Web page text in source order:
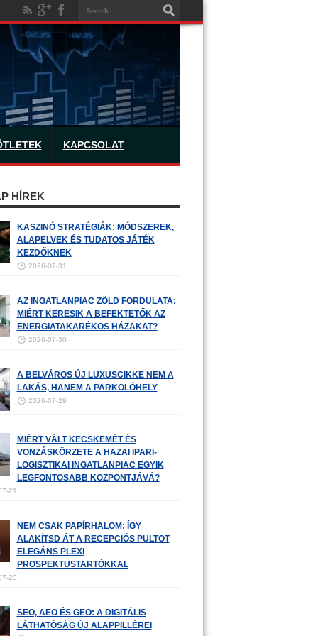
KAPCSOLAT
HÍREK
KASZINÓ STRATÉGIÁK: MÓDSZEREK,
ALAPELVEK ÉS TUDATOS JÁTÉK
KEZDŐKNEK
2026-07-31
AZ INGATLANPIAC ZÖLD FORDULATA:
MIÉRT KERESIK A BEFEKTETŐK AZ
ENERGIATAKARÉKOS HÁZAKAT?
2026-07-30
A BELVÁROS ÚJ LUXUSCIKKE NEM A
LAKÁS, HANEM A PARKOLÓHELY
2026-07-29
MIÉRT VÁLT KECSKEMÉT ÉS
VONZÁSKÖRZETE A HAZAI IPARI-
LOGISZTIKAI INGATLANPIAC EGYIK
LEGFONTOSABB KÖZPONTJÁVÁ?
21
NEM CSAK PAPÍRHALOM: ÍGY
ALAKÍTSD ÁT A RECEPCIÓS PULTOT
ELEGÁNS PLEXI
PROSPEKTUSTARTÓKKAL
20
SEO, AEO ÉS GEO: A DIGITÁLIS
LÁTHATÓSÁG ÚJ ALAPPILLÉREI